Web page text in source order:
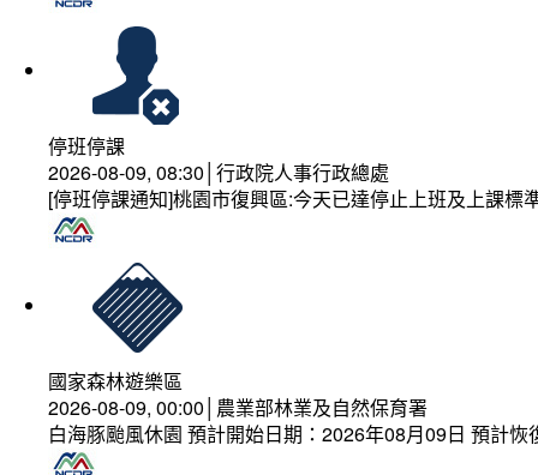
停班停課
2026-08-09, 08:30│行政院人事行政總處
[停班停課通知]桃園市復興區:今天已達停止上班及上課
國家森林遊樂區
2026-08-09, 00:00│農業部林業及自然保育署
白海豚颱風休園 預計開始日期：2026年08月09日 預計